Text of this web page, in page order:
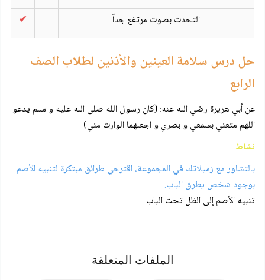
التحدث بصوت مرتفع جداً ✔
حل درس سلامة العينين والأذنين لطلاب الصف
الرابع
عن أبي هريرة رضي الله عنه: (كان رسول الله صلى الله عليه و سلم يدعو
اللهم متعني بسمعي و بصري و اجعلهما الوارث مني)
نشاط
بالتشاور مع زميلاتك في المجموعة، اقترحي طرائق مبتكرة لتنبيه الأصم
بوجود شخص يطرق الباب.
تنبيه الأصم إلى الظل تحت الباب
الملفات المتعلقة